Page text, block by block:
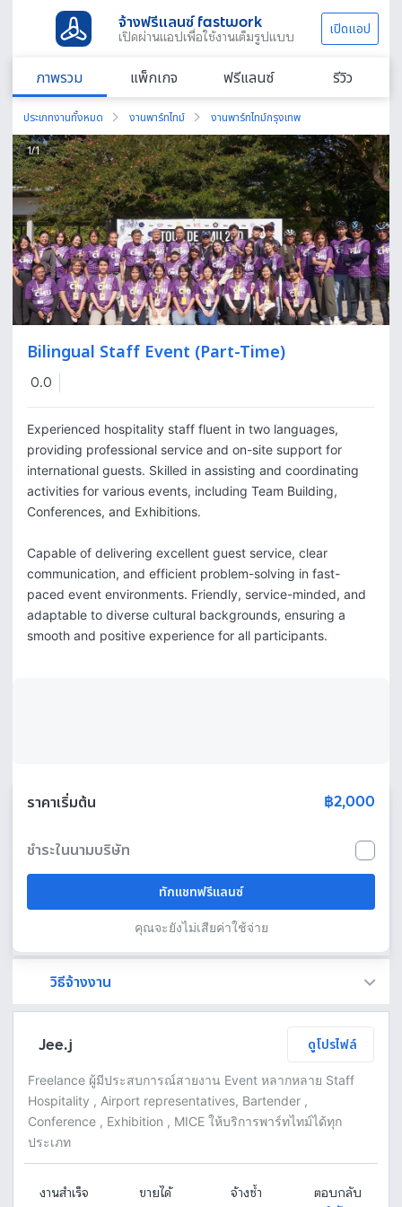
จ้างฟรีแลนซ์ fastwork
เปิดผ่านแอปเพื่อใช้งานเต็มรูปแบบ เปิดแอป
ภาพรวม แพ็กเกจ ฟรีแลนซ์ รีวิว
ประเภทงานทั้งหมด งานพาร์ทไทม์ งานพาร์ทไทม์กรุงเทพ
1/1
Bilingual Staff Event (Part-Time)
0.0
Experienced hospitality staff fluent in two languages,
providing professional service and on-site support for
international guests. Skilled in assisting and coordinating
activities for various events, including Team Building,
Conferences, and Exhibitions.
Capable of delivering excellent guest service, clear
communication, and efficient problem-solving in fast-
paced event environments. Friendly, service-minded, and
adaptable to diverse cultural backgrounds, ensuring a
smooth and positive experience for all participants.
ราคาเริ่มต้น ฿2,000
ชำระในนามบริษัท
ทักแชทฟรีแลนซ์
คุณจะยังไม่เสียค่าใช้จ่าย
วิธีจ้างงาน
Jee.j ดูโปรไฟล์
Freelance ผู้มีประสบการณ์สายงาน Event หลากหลาย Staff
Hospitality , Airport representatives, Bartender ,
Conference , Exhibition , MICE ให้บริการพาร์ทไทม์ได้ทุก
ประเภท
งานสำเร็จ ขายได้ จ้างซ้ำ ตอบกลับ